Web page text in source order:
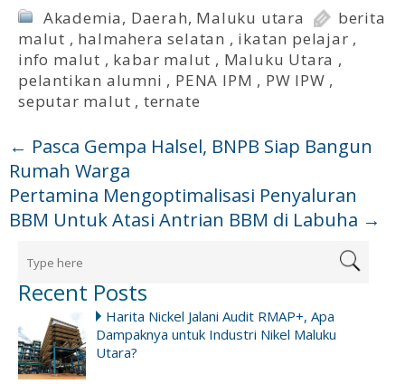
Akademia, Daerah, Maluku utara
berita
malut , halmahera selatan , ikatan pelajar ,
info malut , kabar malut , Maluku Utara ,
pelantikan alumni , PENA IPM , PW IPW ,
seputar malut , ternate
← Pasca Gempa Halsel, BNPB Siap Bangun
Rumah Warga
Pertamina Mengoptimalisasi Penyaluran
BBM Untuk Atasi Antrian BBM di Labuha →
Recent Posts
Harita Nickel Jalani Audit RMAP+, Apa
Dampaknya untuk Industri Nikel Maluku
Utara?